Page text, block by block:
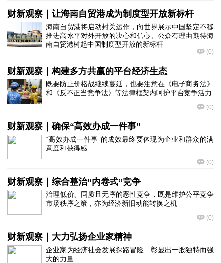
财新观察｜让海南自贸港成为制度型开放新标杆
海南自贸港将启动封关运作，向世界展示中国坚定不移
推进高水平对外开放的决心和信心。公众有理由期待海
南自贸港树起中国制度型开放的新标杆
(0)
财新观察｜构建多方共赢的平台经济生态
既要防止价格战继续蔓延，也要注意在《电子商务法》
和《反不正当竞争法》等法律框架内呵护平台竞争活力
(0)
财新观察｜确保“高效办成一件事”
“高效办成一件事”的成效最终要体现为企业和群众的满
意度和获得感
(0)
财新观察｜综合整治“内卷式”竞争
治理低价、同质且无序的恶性竞争，既是维护公平竞争
市场秩序之策，亦为经济新旧动能转换之机
(0)
财新观察｜大力弘扬企业家精神
企业家为经济社会发展探路冒险，彰显出一股独特而强
大的力量